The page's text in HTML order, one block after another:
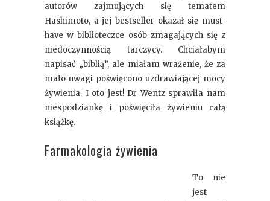
autorów zajmujących się tematem
Hashimoto, a jej bestseller okazał się must-
have w biblioteczce osób zmagających się z
niedoczynnością tarczycy. Chciałabym
napisać „biblią”, ale miałam wrażenie, że za
mało uwagi poświęcono uzdrawiającej mocy
żywienia. I oto jest! Dr Wentz sprawiła nam
niespodziankę i poświęciła żywieniu całą
książkę.
Farmakologia żywienia
To nie
jest